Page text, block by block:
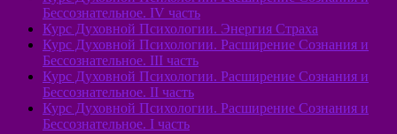
Бессознательное. IV часть
Курс Духовной Психологии. Энергия Страха
Курс Духовной Психологии. Расширение Сознания и
Бессознательное. III часть
Курс Духовной Психологии. Расширение Сознания и
Бессознательное. II часть
Курс Духовной Психологии. Расширение Сознания и
Бессознательное. I часть